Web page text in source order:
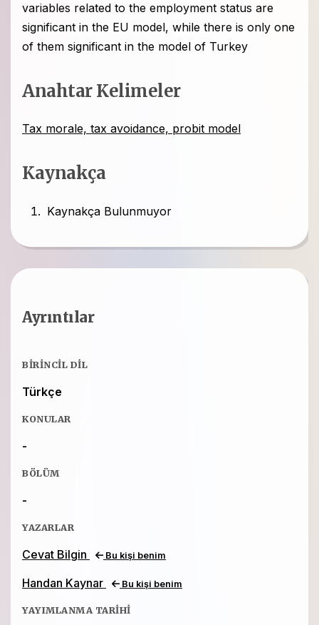
variables related to the employment status are
significant in the EU model, while there is only one
of them significant in the model of Turkey
Anahtar Kelimeler
Tax morale, tax avoidance, probit model
Kaynakça
Kaynakça Bulunmuyor
Ayrıntılar
BIRINCIL DIL
Türkçe
KONULAR
-
BÖLÜM
-
YAZARLAR
Cevat Bilgin Bu kişi benim
Handan Kaynar Bu kişi benim
YAYIMLANMA TARIHI